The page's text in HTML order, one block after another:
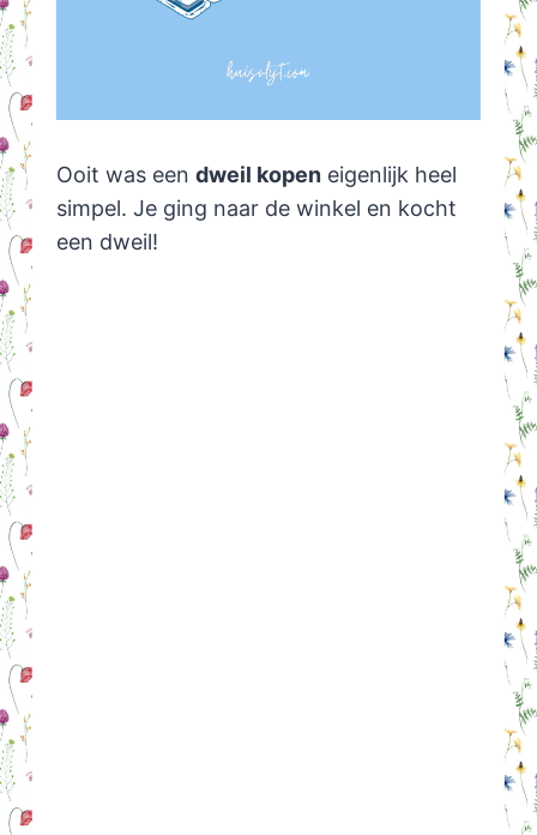
Ooit was een dweil kopeneigenlijk heel
simpel. Je ging naar de winkel en kocht
een dweil!